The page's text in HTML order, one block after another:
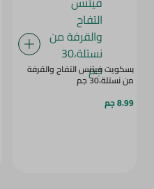
بسكويت فيتنس التفاح والقرفة
من نستلة،30 جم
8.99 جم